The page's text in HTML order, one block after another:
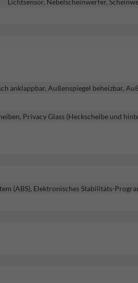
Lichtsensor, Nebelscheinwerfer,
anklappbar, Außenspiegel beheizbar,
Privacy Glass (Heckscheibe und
(ABS), Elektronisches Stabilitäts-